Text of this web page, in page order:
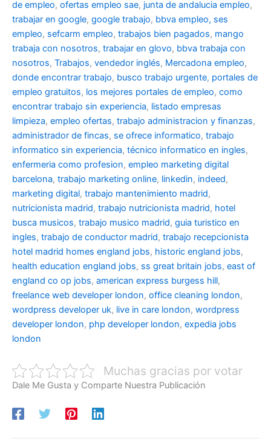
de empleo, ofertas empleo sae, junta de andalucia empleo,
trabajar en google, google trabajo, bbva empleo, ses
empleo, sefcarm empleo, trabajos bien pagados, mango
trabaja con nosotros, trabajar en glovo, bbva trabaja con
nosotros, Trabajos, vendedor inglés, Mercadona empleo,
donde encontrar trabajo, busco trabajo urgente, portales de
empleo gratuitos, los mejores portales de empleo, como
encontrar trabajo sin experiencia, listado empresas
limpieza, empleo ofertas, trabajo administracion y finanzas,
administrador de fincas, se ofrece informatico, trabajo
informatico sin experiencia, técnico informatico en ingles,
enfermeria como profesion, empleo marketing digital
barcelona, trabajo marketing online, linkedin, indeed,
marketing digital, trabajo mantenimiento madrid,
nutricionista madrid, trabajo nutricionista madrid, hotel
busca musicos, trabajo musico madrid, guia turistico en
ingles, trabajo de conductor madrid, trabajo recepcionista
hotel madrid homes england jobs, historic england jobs,
health education england jobs, ss great britain jobs, east of
england co op jobs, american express burgess hill,
freelance web developer london, office cleaning london,
wordpress developer uk, live in care london, wordpress
developer london, php developer london, expedia jobs
london
Muchas gracias por votar
Dale Me Gusta y Comparte Nuestra Publicación